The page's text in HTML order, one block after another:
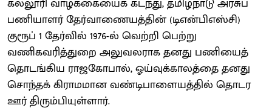
பணியாளர் தேர்வாணையத்தின் (டிஎன்பிஎஸ்சி)
குரூப் 1 தேர்வில் 1976-ல் வெற்றி பெற்று
வணிகவரித்துறை அலுவலராக தனது பணியைத்
தொடங்கிய ராஜகோபால், ஓய்வுக்காலத்தை தனது
சொந்தக் கிராமமான வண்டிபாளையத்தில் தொடர
ஊர் திரும்பியுள்ளார்.